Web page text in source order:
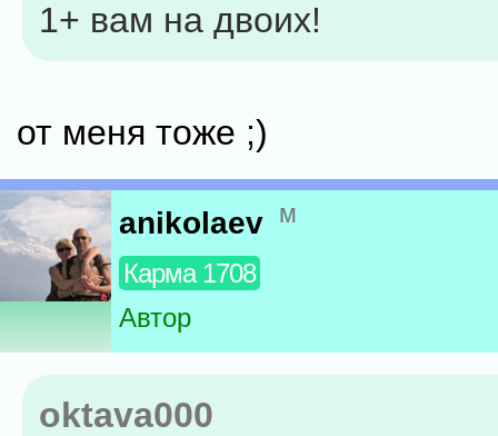
1+ вам на двоих!
от меня тоже ;)
anikolaev м
Карма 1708
Автор
oktava000